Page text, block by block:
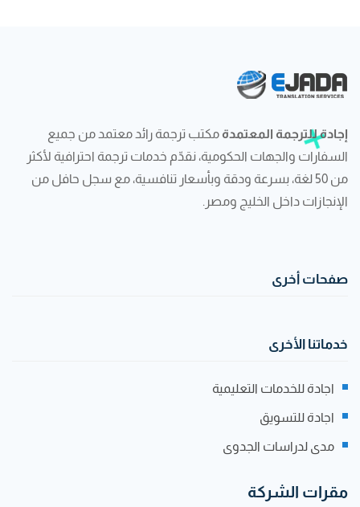
إجادة للترجمة المعتمدة مكتب ترجمة رائد معتمد من جميع
السفارات والجهات الحكومية، نقدّم خدمات ترجمة احترافية لأكثر
من 50 لغة، بسرعة ودقة وبأسعار تنافسية، مع سجل حافل من
الإنجازات داخل الخليج ومصر.
صفحات أخرى
خدماتنا الأخرى
اجادة للخدمات التعليمية
اجادة للتسويق
مدى لدراسات الجدوى
مقرات الشركة